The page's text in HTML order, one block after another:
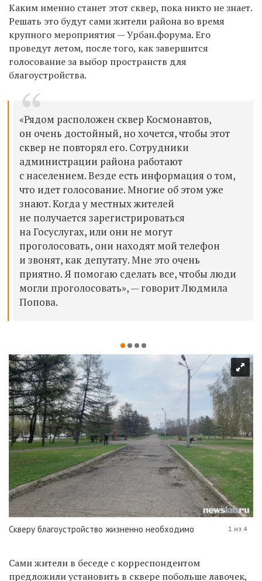
Каким именно станет этот сквер, пока никто не знает.
Решать это будут сами жители района во время
крупного мероприятия — Урбан.форума. Его
проведут летом, после того, как завершится
голосование за выбор пространств для
благоустройства.
«Рядом расположен сквер Космонавтов,
он очень достойный, но хочется, чтобы этот
сквер не повторял его. Сотрудники
администрации района работают
с населением. Везде есть информация о том,
что идет голосование. Многие об этом уже
знают. Когда у местных жителей
не получается зарегистрироваться
на Госуслугах, или они не могут
проголосовать, они находят мой телефон
и звонят, как депутату. Мне это очень
приятно. Я помогаю сделать все, чтобы люди
могли проголосовать», — говорит Людмила
Попова.
Скверу благоустройство жизненно необходимо 1 из 4
Сами жители в беседе с корреспондентом
предложили установить в сквере побольше лавочек,